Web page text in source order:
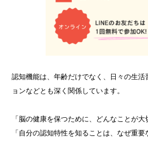
認知機能は、年齢だけでなく、日々の生
ョンなどとも深く関係しています。
「脳の健康を保つために、どんなことが大
「自分の認知特性を知ることは、なぜ重要